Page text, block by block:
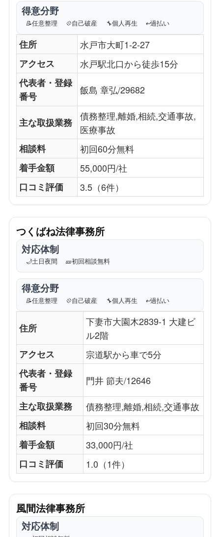
得意分野
📝任意整理 💠自己破産 🔧個人再生 ↩️過払い
住所
水戸市大町1-2-27
アクセス
水戸駅北口から徒歩15分
代表者・登録
番号
飯島 章弘/29682
主な取扱業務
債務整理,離婚,相続,交通事故,
医療事故
相談料
初回60分無料
着手金額
55,000円/社
口コミ評価
3.5（6件）
つくばね法律事務所
対応体制
🌙土日夜間 🎫初回相談無料
得意分野
📝任意整理 💠自己破産 🔧個人再生 ↩️過払い
住所
下妻市大園木2839-1 大建ビ
ル2階
アクセス
宗道駅から車で5分
代表者・登録
番号
門井 節夫/12646
主な取扱業務
債務整理,離婚,相続,交通事故
相談料
初回30分無料
着手金額
33,000円/社
口コミ評価
1.0（1件）
風間法律事務所
対応体制